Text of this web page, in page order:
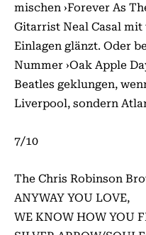
mischen ›Forever As
Gitarrist Neal Casal
Einlagen glänzt. Oder
Nummer ›Oak Apple
Beatles geklungen,
Liverpool, sondern
7/10
The Chris Robinson
ANYWAY YOU LOVE,
WE KNOW HOW YOU